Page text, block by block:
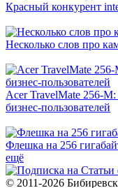
Красный конкурент
Несколько слов про
Acer TravelMate 256-М:
бизнес-пользователей
Флешка на 256
ещё
© 2011-2026